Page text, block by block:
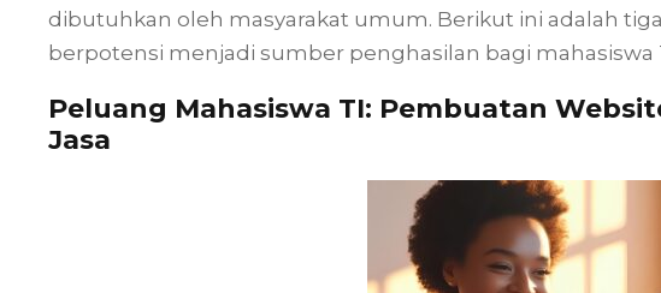
dibutuhkan oleh masyarakat umum. Berikut ini adalah
berpotensi menjadi sumber penghasilan bagi mahasiswa
Peluang Mahasiswa TI: Pembuatan
Jasa